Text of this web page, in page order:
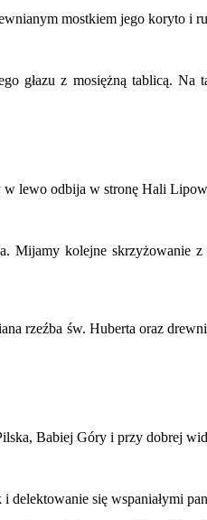
mostkiem jego koryto i
głazu z mosiężną tablicą. Na
w lewo odbija w stronę Hali
Mijamy kolejne skrzyżowanie
rzeźba św. Huberta oraz
Babiej Góry i przy dobrej
delektowanie się wspaniałymi